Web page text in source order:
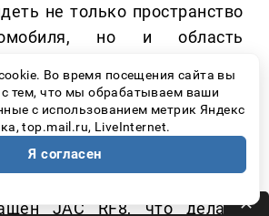
не только пространство
но и область
проезде рядом с
движении по тесным
города.
JAC RF8, что делает
Во время посещения сайта вы
с тем, что мы обрабатываем ваши
с использованием метрик Яндекс
top.mail.ru, LiveInternet.
Я согласен